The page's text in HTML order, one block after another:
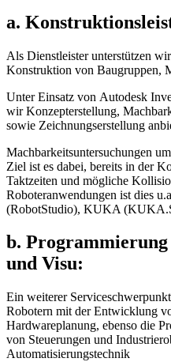
a.
Als Dienstleister unterstützen
Konstruktion von Baugruppen,
Unter Einsatz von Autodesk
wir Konzepterstellung,
sowie Zeichnungserstellung
Machbarkeitsuntersuchungen
Ziel ist es dabei, bereits in der
Taktzeiten und mögliche
Roboteranwendungen ist dies
(RobotStudio), KUKA
b. Programmierung
und Visu:
Ein weiterer
Robotern mit der Entwicklung
Hardwareplanung, ebenso die
von Steuerungen und
Automatisierungstechnik